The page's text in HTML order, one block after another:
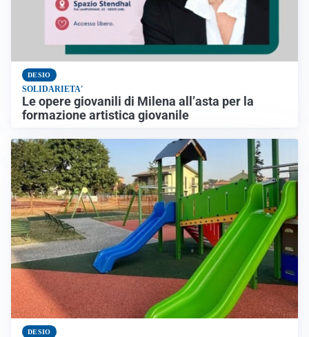
DESIO
SOLIDARIETA'
Le opere giovanili di Milena all’asta per la
formazione artistica giovanile
DESIO